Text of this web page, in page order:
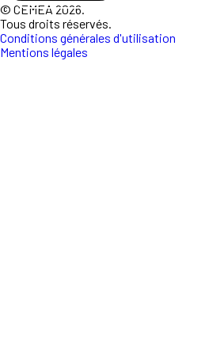
© CEMEA 2026.
Tous droits réservés.
Conditions générales d'utilisation
Mentions légales